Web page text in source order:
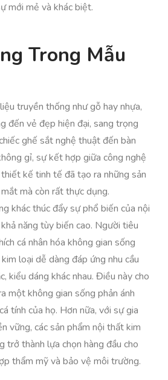
mới mẻ và khác biệt.
Trong Mẫu
truyền thống như gỗ hay nhựa,
đến vẻ đẹp hiện đại, sang trọng
ghế sắt nghệ thuật đến bàn
gỉ, sự kết hợp giữa công nghệ
kế tinh tế đã tạo ra những sản
mà còn rất thực dụng.
khác thúc đẩy sự phổ biến của nội
năng tùy biến cao. Người tiêu
cá nhân hóa không gian sống
loại dễ dàng đáp ứng nhu cầu
kiểu dáng khác nhau. Điều này cho
một không gian sống phản ánh
tính của họ. Hơn nữa, với sự gia
vững, các sản phẩm nội thất kim
trở thành lựa chọn hàng đầu cho
thẩm mỹ và bảo vệ môi trường.